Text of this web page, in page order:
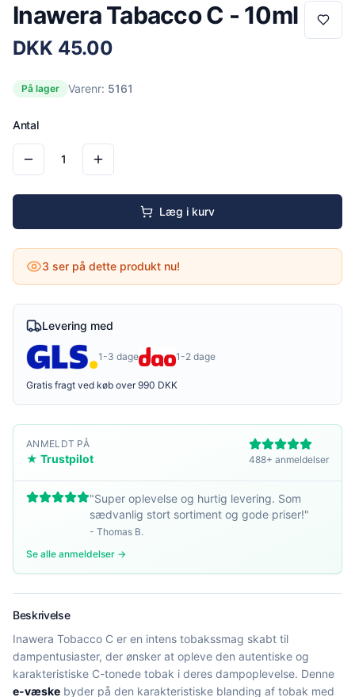
Inawera Tabacco C - 10ml
DKK 45.00
På lager Varenr: 5161
Antal
1
Læg i kurv
3 ser på dette produkt nu!
Levering med
1-3 dage 1-2 dage
Gratis fragt ved køb over 990 DKK
ANMELDT PÅ
★ Trustpilot 488+ anmeldelser
"Super oplevelse og hurtig levering. Som
sædvanlig stort sortiment og gode priser!"
- Thomas B.
Se alle anmeldelser →
Beskrivelse
Inawera Tobacco C er en intens tobakssmag skabt til
dampentusiaster, der ønsker at opleve den autentiske og
karakteristiske C-tonede tobak i deres dampoplevelse. Denne
e-væske byder på den karakteristiske blanding af tobak med